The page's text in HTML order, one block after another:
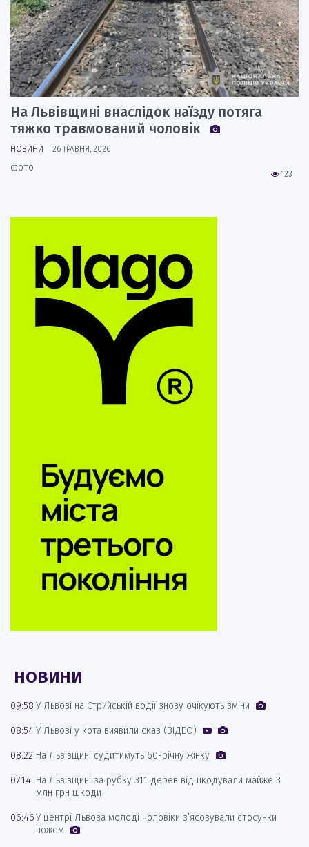
На Львівщині внаслідок наїзду потяга
тяжко травмований чоловік
НОВИНИ 26 ТРАВНЯ, 2026
123
фото
НОВИНИ
09:58 У Львові на Стрийській водії знову очікують зміни
08:54У Львові у кота виявили сказ (ВІДЕО)
08:22 На Львівщині судитимуть 60-річну жінку
07:14 На Львівщині за рубку 311 дерев відшкодували майже 3
млн грн шкоди
06:46У центрі Львова молоді чоловіки з’ясовували стосунки
ножем